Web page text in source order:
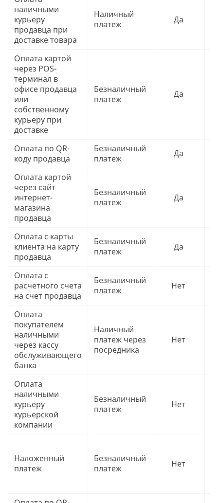
наличными
курьеру
продавца при
доставке товара
Наличный
платеж
Да
Оплата картой
через POS-
терминал в
офисе продавца
или
собственному
курьеру при
доставке
Безналичный
платеж
Да
Оплата по QR-
коду продавца
Безналичный
платеж
Да
Оплата картой
через сайт
интернет-
магазина
продавца
Безналичный
платеж
Да
Оплата с карты
клиента на карту
продавца
Безналичный
платеж
Да
Оплата с
расчетного счета
на счет продавца
Безналичный
платеж
Нет
Оплата
покупателем
наличными
через кассу
обслуживающего
банка
Наличный
платеж через
посредника
Нет
Оплата
наличными
курьеру
курьерской
компании
Безналичный
платеж
Нет
Наложенный
платеж
Безналичный
платеж
Нет